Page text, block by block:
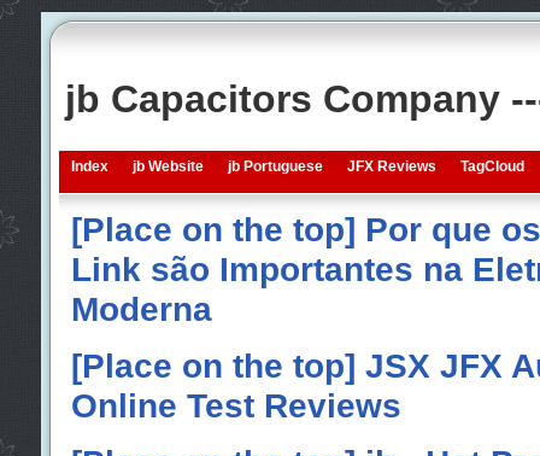
jb Capacitors Company
Index jb Website jb Portuguese JFX Reviews TagCloud
[Place on the top] Por que
Link são Importantes na
Moderna
[Place on the top] JSX JFX
Online Test Reviews